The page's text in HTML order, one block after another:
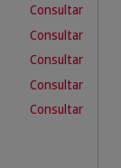
Consultar
Consultar
Consultar
Consultar
Consultar